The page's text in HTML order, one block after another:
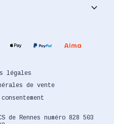
keyboard_arrow_down
de Rennes numéro 828 503
légales
de vente